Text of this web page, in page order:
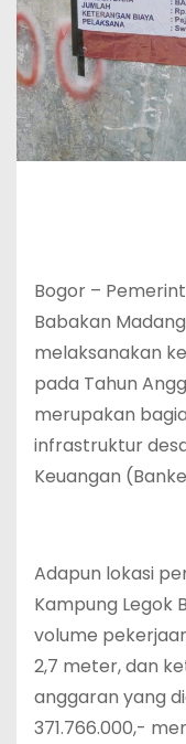
Bogor –
Babakan
melaksanakan
pada Tahun
merupakan
infrastruktur
Keuangan
Adapun lokasi
Kampung Legok
volume
2,7 meter, dan
anggaran yang
371.766.000,-